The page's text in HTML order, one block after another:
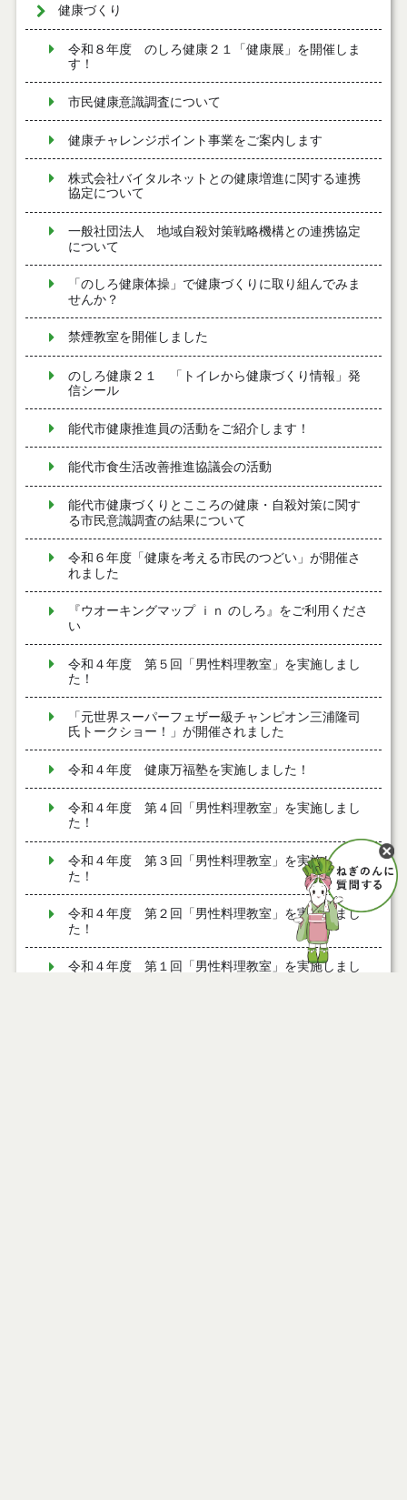
健康づくり
令和８年度 のしろ健康２１「健康展」を開催しま
す！
市民健康意識調査について
健康チャレンジポイント事業をご案内します
株式会社バイタルネットとの健康増進に関する連携
協定について
一般社団法人 地域自殺対策戦略機構との連携協定
について
「のしろ健康体操」で健康づくりに取り組んでみま
せんか？
禁煙教室を開催しました
のしろ健康２１ 「トイレから健康づくり情報」発
信シール
能代市健康推進員の活動をご紹介します！
能代市食生活改善推進協議会の活動
能代市健康づくりとこころの健康・自殺対策に関す
る市民意識調査の結果について
令和６年度「健康を考える市民のつどい」が開催さ
れました
『ウオーキングマップ ｉｎ のしろ』をご利用くださ
い
令和４年度 第５回「男性料理教室」を実施しまし
た！
「元世界スーパーフェザー級チャンピオン三浦隆司
氏トークショー！」が開催されました
令和４年度 健康万福塾を実施しました！
令和４年度 第４回「男性料理教室」を実施しまし
た！
令和４年度 第３回「男性料理教室」を実施しまし
た！
令和４年度 第２回「男性料理教室」を実施しまし
た！
令和４年度 第１回「男性料理教室」を実施しまし